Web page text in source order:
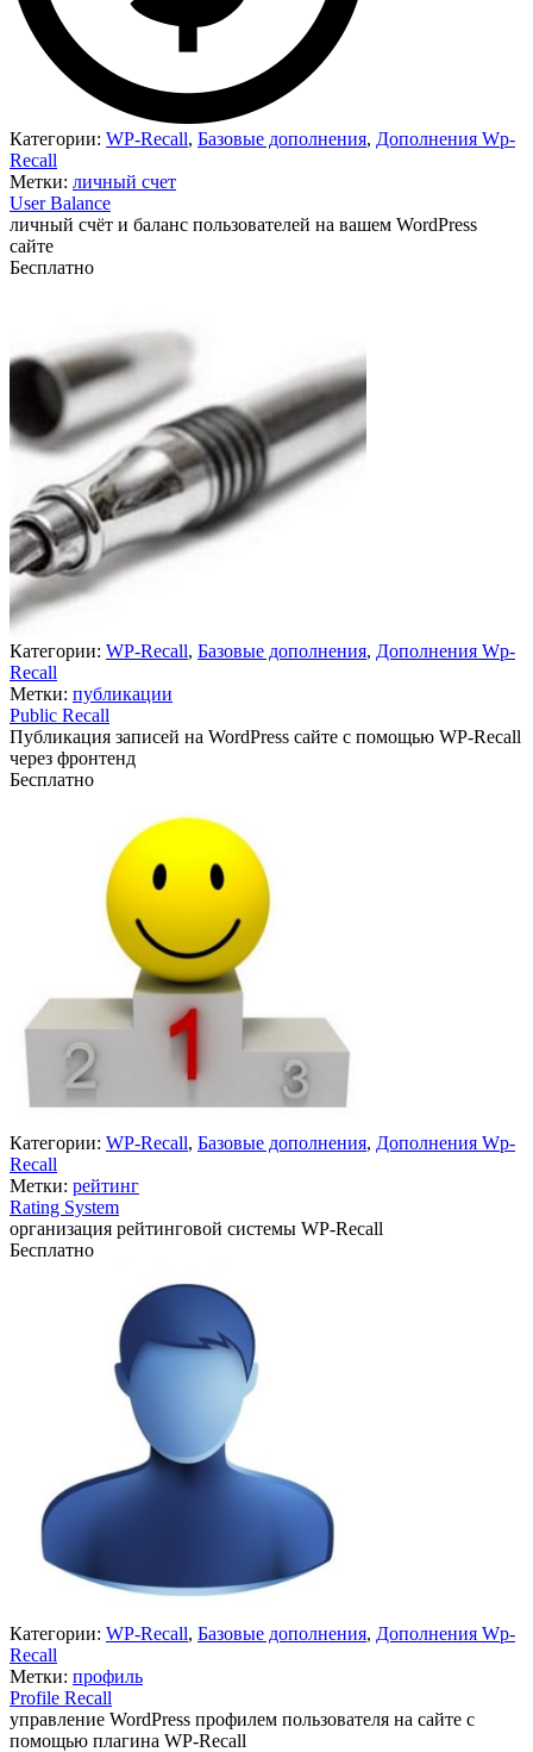
Категории: WP-Recall, Базовые дополнения, Дополнения Wp-
Recall
Метки: личный счет
User Balance
личный счёт и баланс пользователей на вашем WordPress
сайте
Бесплатно
Категории: WP-Recall, Базовые дополнения, Дополнения Wp-
Recall
Метки: публикации
Public Recall
Публикация записей на WordPress сайте с помощью WP-Recall
через фронтенд
Бесплатно
Категории: WP-Recall, Базовые дополнения, Дополнения Wp-
Recall
Метки: рейтинг
Rating System
организация рейтинговой системы WP-Recall
Бесплатно
Категории: WP-Recall, Базовые дополнения, Дополнения Wp-
Recall
Метки: профиль
Profile Recall
управление WordPress профилем пользователя на сайте с
помощью плагина WP-Recall